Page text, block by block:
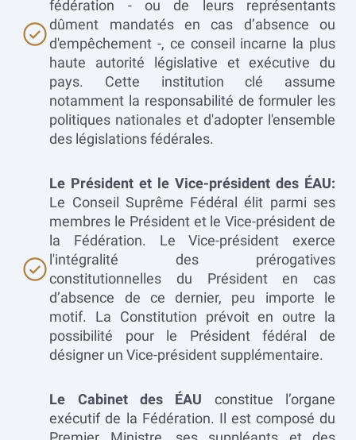
fédération - ou de leurs représentants
dûment mandatés en cas d’absence ou
d'empêchement -, ce conseil incarne la plus
haute autorité législative et exécutive du
pays. Cette institution clé assume
notamment la responsabilité de formuler les
politiques nationales et d'adopter l'ensemble
des législations fédérales.
Le Président et le Vice-président des ÉAU:
Le Conseil Suprême Fédéral élit parmi ses
membres le Président et le Vice-président de
la Fédération. Le Vice-président exerce
l'intégralité des prérogatives
constitutionnelles du Président en cas
d’absence de ce dernier, peu importe le
motif. La Constitution prévoit en outre la
possibilité pour le Président fédéral de
désigner un Vice-président supplémentaire.
Le Cabinet des ÉAU constitue l’organe
exécutif de la Fédération. Il est composé du